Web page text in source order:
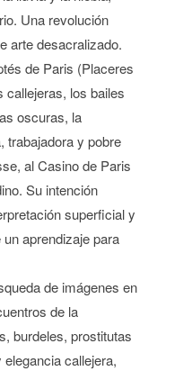
Una revolución
arte desacralizado.
de Paris (Placeres
callejeras, los bailes
oscuras, la
trabajadora y pobre
al Casino de Paris
Su intención
superficial y
aprendizaje para
de imágenes en
de la
burdeles, prostitutas
callejera,